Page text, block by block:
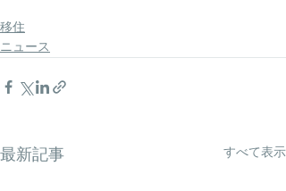
移住
ニュース
最新記事 すべて表示